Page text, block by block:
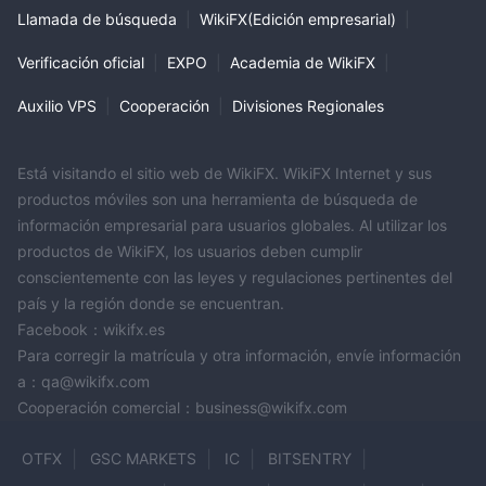
Llamada de búsqueda WikiFX(Edición empresarial)
Verificación oficial EXPO Academia de WikiFX
Auxilio VPS Cooperación Divisiones Regionales
Está visitando el sitio web de WikiFX. WikiFX Internet y sus
productos móviles son una herramienta de búsqueda de
información empresarial para usuarios globales. Al utilizar los
productos de WikiFX, los usuarios deben cumplir
conscientemente con las leyes y regulaciones pertinentes del
país y la región donde se encuentran.
Facebook：wikifx.es
Para corregir la matrícula y otra información, envíe información
a：qa@wikifx.com
Cooperación comercial：business@wikifx.com
OTFX GSC MARKETS IC
BITSENTRY